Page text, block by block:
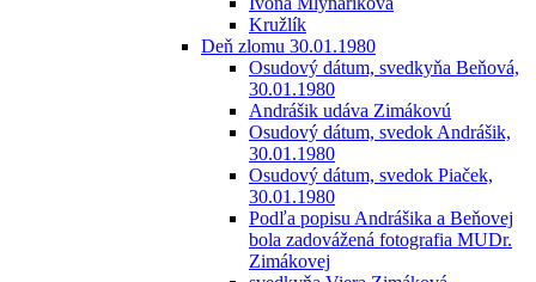
Kružlík
Deň zlomu 30.01.1980
Osudový dátum, svedkyňa Beňová,
30.01.1980
Andrášik udáva Zimákovú
Osudový dátum, svedok Andrášik,
30.01.1980
Osudový dátum, svedok Piaček,
30.01.1980
Podľa popisu Andrášika a Beňovej
bola zadovážená fotografia MUDr.
Zimákovej